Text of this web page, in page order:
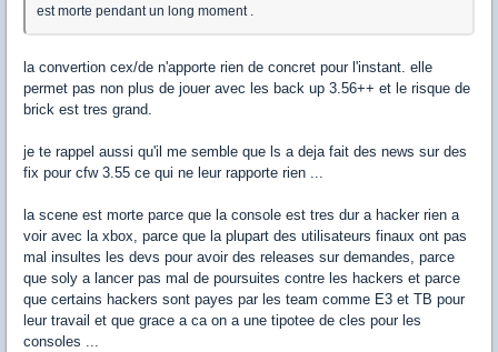
est morte pendant un long moment .
la convertion cex/de n'apporte rien de concret pour l'instant. elle
permet pas non plus de jouer avec les back up 3.56++ et le risque de
brick est tres grand.
je te rappel aussi qu'il me semble que ls a deja fait des news sur des
fix pour cfw 3.55 ce qui ne leur rapporte rien ...
la scene est morte parce que la console est tres dur a hacker rien a
voir avec la xbox, parce que la plupart des utilisateurs finaux ont pas
mal insultes les devs pour avoir des releases sur demandes, parce
que soly a lancer pas mal de poursuites contre les hackers et parce
que certains hackers sont payes par les team comme E3 et TB pour
leur travail et que grace a ca on a une tipotee de cles pour les
consoles ...